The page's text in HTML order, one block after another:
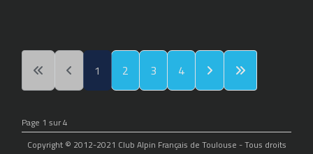
1 2 3 4
Page 1 sur 4
Copyright © 2012-2021 Club Alpin Français de Toulouse - Tous droits